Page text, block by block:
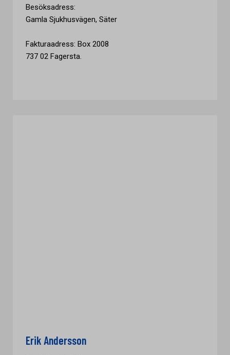
Besöksadress:
Gamla Sjukhusvägen, Säter
Fakturaadress: Box 2008
737 02 Fagersta.
Erik Andersson